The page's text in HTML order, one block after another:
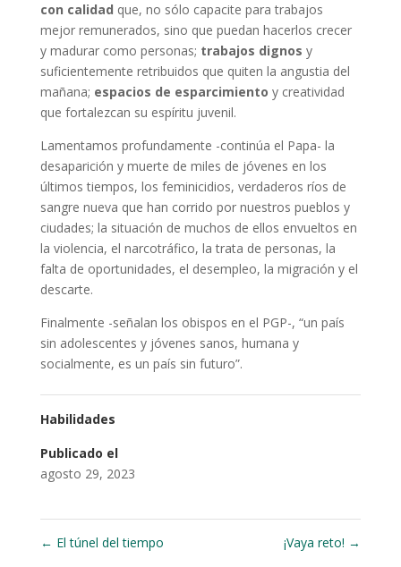
con calidad que, no sólo capacite para trabajos
mejor remunerados, sino que puedan hacerlos crecer
y madurar como personas; trabajos dignos y
suficientemente retribuidos que quiten la angustia del
mañana; espacios de esparcimiento y creatividad
que fortalezcan su espíritu juvenil.
Lamentamos profundamente -continúa el Papa- la
desaparición y muerte de miles de jóvenes en los
últimos tiempos, los feminicidios, verdaderos ríos de
sangre nueva que han corrido por nuestros pueblos y
ciudades; la situación de muchos de ellos envueltos en
la violencia, el narcotráfico, la trata de personas, la
falta de oportunidades, el desempleo, la migración y el
descarte.
Finalmente -señalan los obispos en el PGP-, “un país
sin adolescentes y jóvenes sanos, humana y
socialmente, es un país sin futuro”.
Habilidades
Publicado el
agosto 29, 2023
← El túnel del tiempo ¡Vaya reto! →